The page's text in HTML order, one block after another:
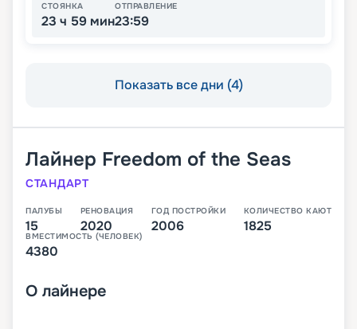
СТОЯНКА
23 ч 59 мин
ОТПРАВЛЕНИЕ
23:59
Показать все дни (4)
Лайнер Freedom of the Seas
СТАНДАРТ
ПАЛУБЫ
15
РЕНОВАЦИЯ
2020
ГОД ПОСТРОЙКИ
2006
КОЛИЧЕСТВО КАЮТ
1825
ВМЕСТИМОСТЬ (ЧЕЛОВЕК)
4380
О лайнере